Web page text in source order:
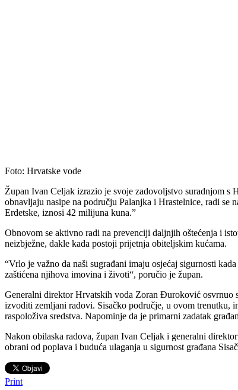
Foto: Hrvatske vode
Župan Ivan Celjak izrazio je svoje zadovoljstvo suradnjom s
obnavljaju nasipe na području Palanjka i Hrastelnice, radi
Erdetske, iznosi 42 milijuna kuna.”
Obnovom se aktivno radi na prevenciji daljnjih oštećenja i
neizbježne, dakle kada postoji prijetnja obiteljskim kućama.
“Vrlo je važno da naši sugrađani imaju osjećaj sigurnosti
zaštićena njihova imovina i životi“, poručio je župan.
Generalni direktor Hrvatskih voda Zoran Đuroković osvrnuo
izvoditi zemljani radovi. Sisačko područje, u ovom trenutku,
raspoloživa sredstva. Napominje da je primarni zadatak
Nakon obilaska radova, župan Ivan Celjak i generalni
obrani od poplava i buduća ulaganja u sigurnost građana
Print